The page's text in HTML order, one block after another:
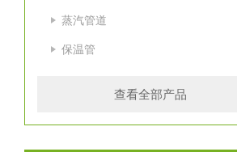
蒸汽管道
保温管
查看全部产品